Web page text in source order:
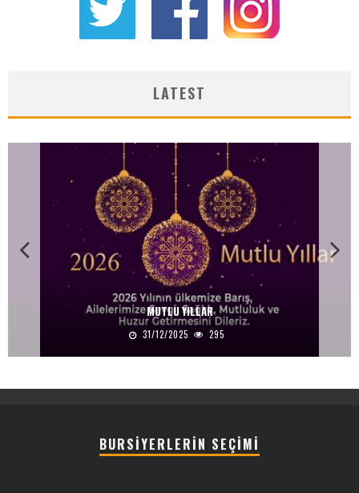
LATEST
MUTLU YILLAR
31/12/2025 295
BURSIYERLERIN SEÇIMI